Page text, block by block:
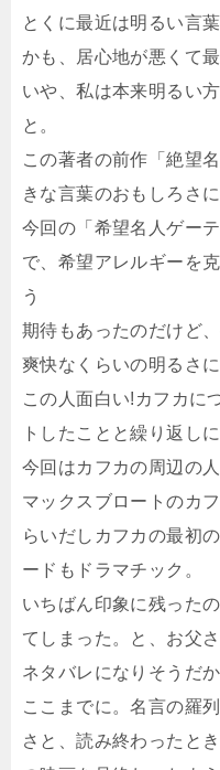
とくに最近は明るい言
かも、居心地が悪くて
いや、私は本来明るい
と。
この著者の前作「絶望
きな言葉のおもしろさ
今回の「希望名人ゲー
で、希望アレルギーを
う
期待もあったのだけど
爽快なくらいの明るさ
この人面白い!カフカに
トしたことと繰り返し
今回はカフカの周辺の
マックスブロートのカ
らいだしカフカの最初
ードもドラマチック。
いちばん印象に残った
てしまった。と、お父
ネタバレになりそうだ
ここまでに。名言の羅
さと、読み終わったと